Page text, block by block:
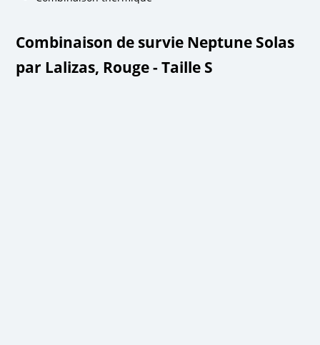
Combinaison de survie Neptune Solas
par Lalizas, Rouge - Taille S